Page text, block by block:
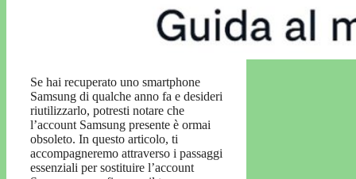
Se hai recuperato uno smartphone
Samsung di qualche anno fa e desideri
riutilizzarlo, potresti notare che
l’account Samsung presente è ormai
obsoleto. In questo articolo, ti
accompagneremo attraverso i passaggi
essenziali per sostituire l’account